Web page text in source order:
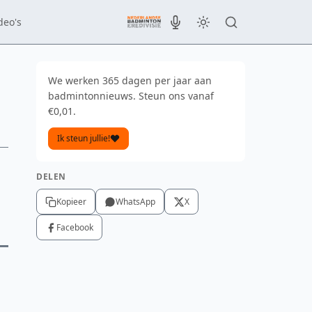
We werken 365 dagen per jaar aan
badmintonnieuws. Steun ons vanaf
€0,01.
Ik steun jullie!
DELEN
Kopieer WhatsApp X
Facebook